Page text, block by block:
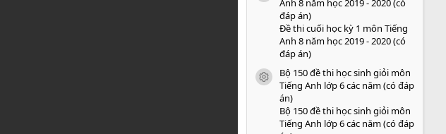
Anh 8 năm học 2019 - 2020 (có
đáp án)
Đề thi cuối học kỳ 1 môn Tiếng
Anh 8 năm học 2019 - 2020 (có
đáp án)
icon tài liệu
Bộ 150 đề thi học sinh giỏi môn
Tiếng Anh lớp 6 các năm (có đáp
án)
Bộ 150 đề thi học sinh giỏi môn
Tiếng Anh lớp 6 các năm (có đáp